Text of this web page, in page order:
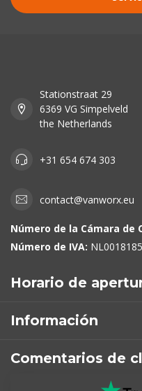
Stationstraat 29
6369 VG Simpelveld
the Netherlands
+31 654 674 303
contact@vanworx.eu
Número de la Cámara de
Número de IVA:
Horario de
Información
Comentarios de